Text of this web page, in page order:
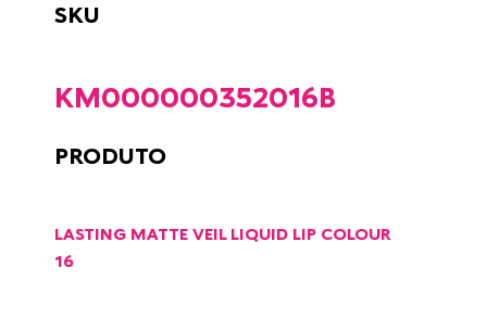
SKU
KM000000352016B
PRODUTO
LASTING MATTE VEIL LIQUID LIP COLOUR
16